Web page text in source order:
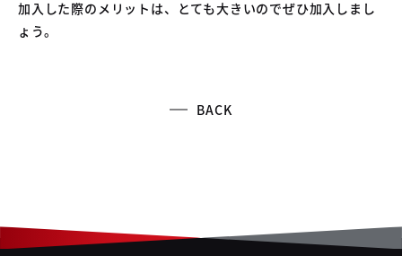
加入した際のメリットは、とても大きいのでぜひ加入しまし
ょう。
BACK